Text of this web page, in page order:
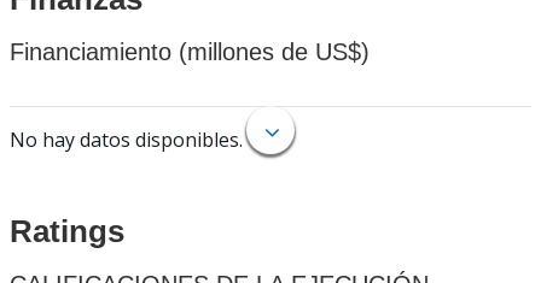
Financiamiento (millones de US$)
No hay datos disponibles.
Ratings